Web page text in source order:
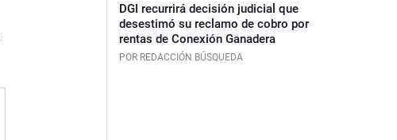
DGI recurrirá decisión judicial que
desestimó su reclamo de cobro por
rentas de Conexión Ganadera
POR REDACCIÓN BÚSQUEDA